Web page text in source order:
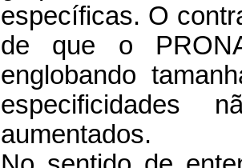
específicas. O
de que o
englobando
especificidades
aumentados.